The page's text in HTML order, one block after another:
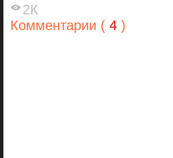
2К
Комментарии ( 4 )